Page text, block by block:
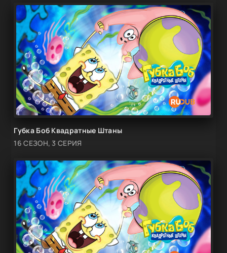
Губка Боб Квадратные Штаны
16 СЕЗОН, 3 СЕРИЯ